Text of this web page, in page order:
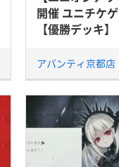
開催 ユニチケ
【優勝デッキ】
アバンティ京都店